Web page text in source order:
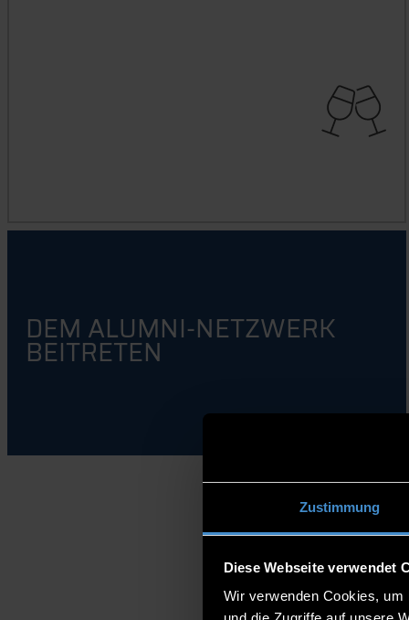
Zustimmung
Diese Webseite verwendet
Wir verwenden Cookies,
DEM ALUMNI-NETZWERK
BEITRETEN